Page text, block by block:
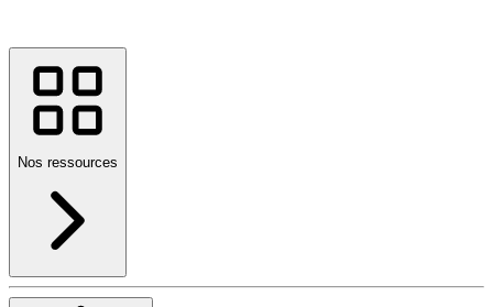
Nos ressources